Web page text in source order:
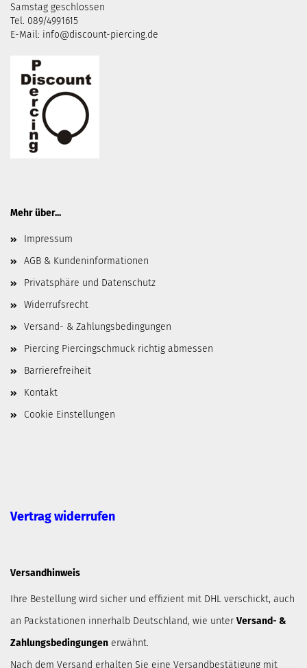
Samstag geschlossen
Tel. 089/4991615
E-Mail: info@discount-piercing.de
Mehr über...
Impressum
AGB & Kundeninformationen
Privatsphäre und Datenschutz
Widerrufsrecht
Versand- & Zahlungsbedingungen
Piercing Piercingschmuck richtig abmessen
Barrierefreiheit
Kontakt
Cookie Einstellungen
Vertrag widerrufen
Versandhinweis
Ihre Bestellung wird sicher und effizient mit DHL verschickt, auch
an Packstationen innerhalb Deutschland, wie unter Versand- &
Zahlungsbedingungen erwähnt.
Nach dem Versand erhalten Sie eine Versandbestätigung mit